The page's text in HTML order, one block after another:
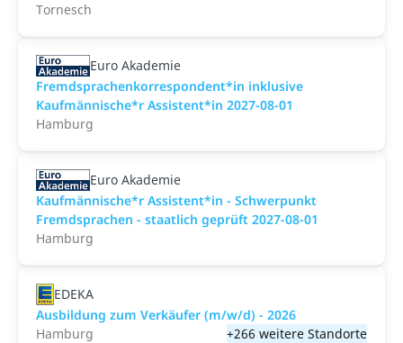
Tornesch
Euro Akademie
Fremdsprachenkorrespondent*in inklusive
Kaufmännische*r Assistent*in 2027-08-01
Hamburg
Euro Akademie
Kaufmännische*r Assistent*in - Schwerpunkt
Fremdsprachen - staatlich geprüft 2027-08-01
Hamburg
EDEKA
Ausbildung zum Verkäufer (m/w/d) - 2026
Hamburg
+266 weitere Standorte